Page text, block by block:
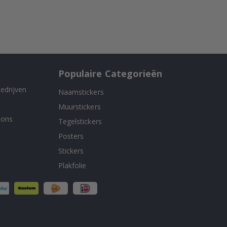
Populaire Categorieën
Naamstickers
Muurstickers
Tegelstickers
Posters
Stickers
Plakfolie